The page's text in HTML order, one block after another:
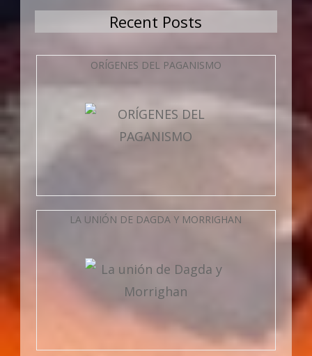
Recent Posts
ORÍGENES DEL PAGANISMO
LA UNIÓN DE DAGDA Y MORRIGHAN